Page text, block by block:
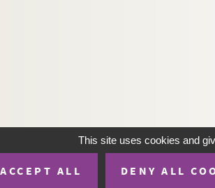
This site uses cookies and
ALL DENY ALL